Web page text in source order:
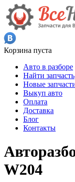
Корзина пуста
Авто в разборе
Найти запчасть
Новые
Выкуп авто
Оплата
Доставка
Блог
Контакты
W204